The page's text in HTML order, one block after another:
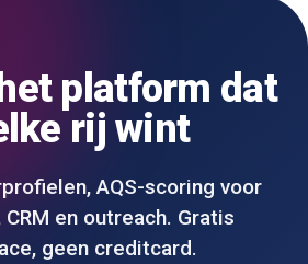
platform dat
rij wint
AQS-scoring voor
en outreach. Gratis
geen creditcard.